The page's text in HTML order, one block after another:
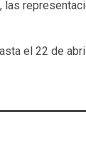
el 22 de